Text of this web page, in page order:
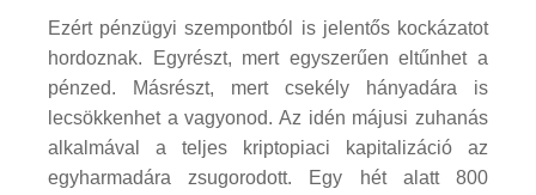
Ezért pénzügyi szempontból is jelentős kockázatot
hordoznak. Egyrészt, mert egyszerűen eltűnhet a
pénzed. Másrészt, mert csekély hányadára is
lecsökkenhet a vagyonod. Az idén májusi zuhanás
alkalmával a teljes kriptopiaci kapitalizáció az
egyharmadára zsugorodott. Egy hét alatt 800